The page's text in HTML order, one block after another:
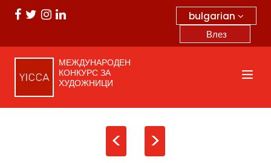
bulgarian
Влез
МЕЖДУНАРОДЕН
КОНКУРС ЗА
ХУДОЖНИЦИ
< >